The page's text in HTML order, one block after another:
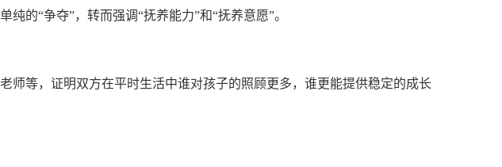
的“争夺”，转而强调“抚养能力”和“抚养意愿”。
等，证明双方在平时生活中谁对孩子的照顾更多，谁更能提供稳定的成长